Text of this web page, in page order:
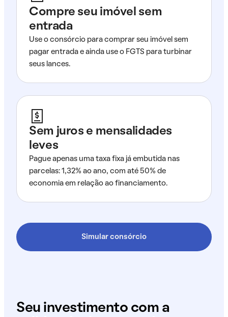
Compre seu imóvel sem
entrada
Use o consórcio para comprar seu imóvel sem
pagar entrada e ainda use o FGTS para turbinar
seus lances.
Sem juros e mensalidades
leves
Pague apenas uma taxa fixa já embutida nas
parcelas: 1,32% ao ano, com até 50% de
economia em relação ao financiamento.
Simular consórcio
Seu investimento com a